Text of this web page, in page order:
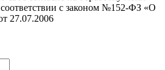
с законом №152-ФЗ «О
27.07.2006